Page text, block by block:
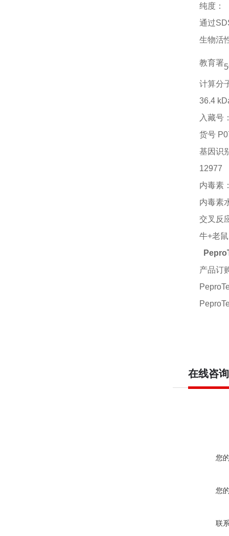
纯度：
通过
生物活
教育署
计算分
36.4
入藏号
货号
基因识
12977
内毒素
内毒素
交叉反
牛+老
产品订
在线咨询
您
您
联